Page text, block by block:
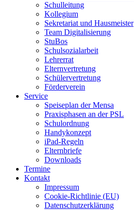
Schulleitung
Kollegium
Sekretariat und Hausmeister
Team Digitalisierung
StuBos
Schulsozialarbeit
Lehrerrat
Elternvertretung
Schülervertretung
Förderverein
Service
Speiseplan der Mensa
Praxisphasen an der PSL
Schulordnung
Handykonzept
iPad-Regeln
Elternbriefe
Downloads
Termine
Kontakt
Impressum
Cookie-Richtlinie (EU)
Datenschutzerklärung